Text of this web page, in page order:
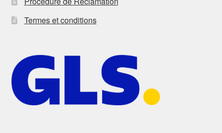
Termes et conditions